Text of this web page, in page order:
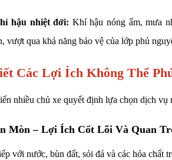
hậu nhiệt đới: Khí hậu nóng ẩm, mưa
vượt qua khả năng bảo vệ của lớp phủ
Các Lợi Ích Không Thể
nhiều chủ xe quyết định lựa chọn dịch vụ
Mòn – Lợi Ích Cốt Lõi Và Quan
với nước, bùn đất, sỏi đá và các hóa chất